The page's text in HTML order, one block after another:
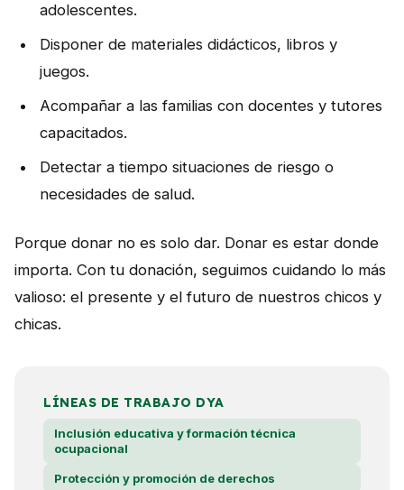
adolescentes.
Disponer de materiales didácticos, libros y
juegos.
Acompañar a las familias con docentes y tutores
capacitados.
Detectar a tiempo situaciones de riesgo o
necesidades de salud.
Porque donar no es solo dar. Donar es estar donde
importa. Con tu donación, seguimos cuidando lo más
valioso: el presente y el futuro de nuestros chicos y
chicas.
LÍNEAS DE TRABAJO DYA
Inclusión educativa y formación técnica
ocupacional
Protección y promoción de derechos